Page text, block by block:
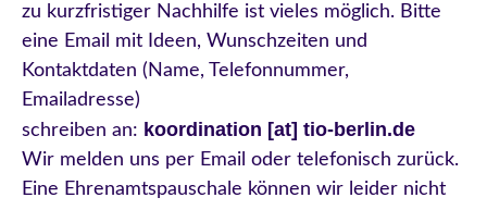
zu kurzfristiger Nachhilfe ist vieles möglich. Bitte
eine Email mit Ideen, Wunschzeiten und
Kontaktdaten (Name, Telefonnummer,
Emailadresse)
schreiben an: koordination [at] tio-berlin.de
Wir melden uns per Email oder telefonisch zurück.
Eine Ehrenamtspauschale können wir leider nicht